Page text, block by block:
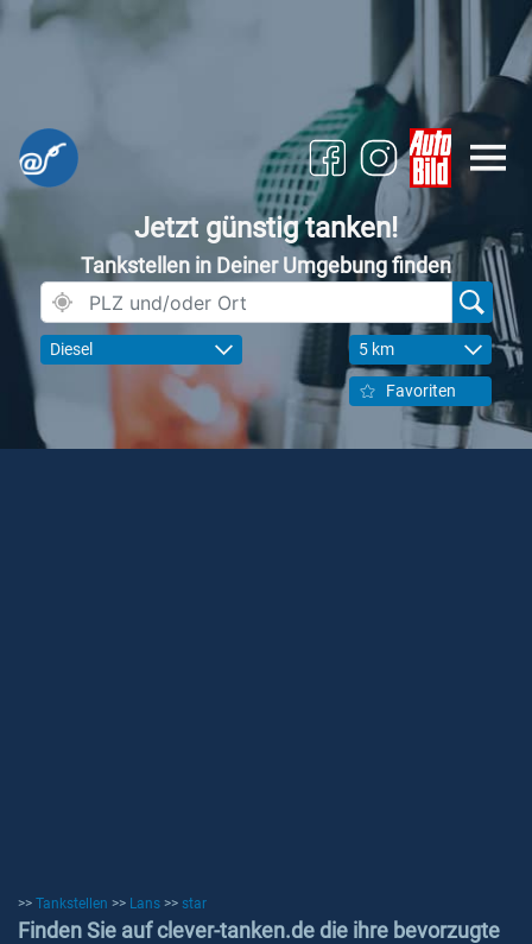
Jetzt günstig tanken!
Tankstellen in Deiner Umgebung finden
Diesel 5 km
Favoriten
>> Tankstellen >> Lans >> star
Finden Sie auf clever-tanken.de die ihre bevorzugte